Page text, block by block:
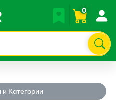
0
Филтри и Категории